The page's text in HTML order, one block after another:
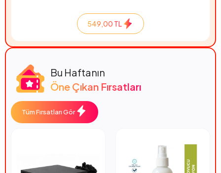
549,00 TL
Bu Haftanın
Öne Çıkan Fırsatları
Tüm Fırsatları Gör